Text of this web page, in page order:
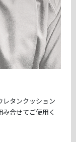
タンクッション
合せてご使用く